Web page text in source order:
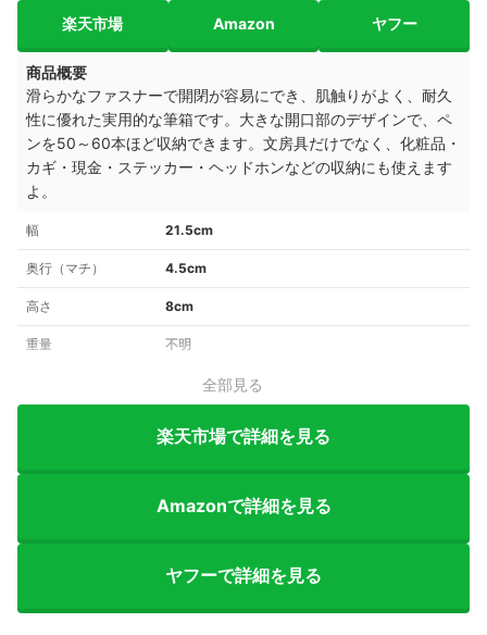
楽天市場 Amazon ヤフー
商品概要
滑らかなファスナーで開閉が容易にでき、肌触りがよく、耐久
性に優れた実用的な筆箱です。大きな開口部のデザインで、ペ
ンを50～60本ほど収納できます。文房具だけでなく、化粧品・
カギ・現金・ステッカー・ヘッドホンなどの収納にも使えます
よ。
幅 21.5cm
奥行（マチ） 4.5cm
高さ 8cm
重量 不明
全部見る
楽天市場で詳細を見る
Amazonで詳細を見る
ヤフーで詳細を見る